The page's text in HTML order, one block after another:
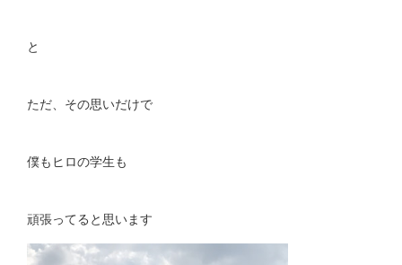
と
ただ、その思いだけで
僕もヒロの学生も
頑張ってると思います